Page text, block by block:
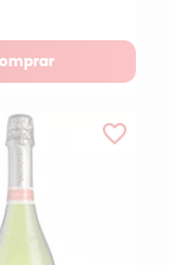
favorite_border